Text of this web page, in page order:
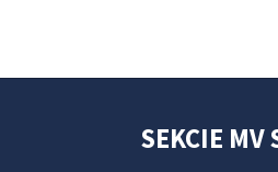
SEKCIE MV